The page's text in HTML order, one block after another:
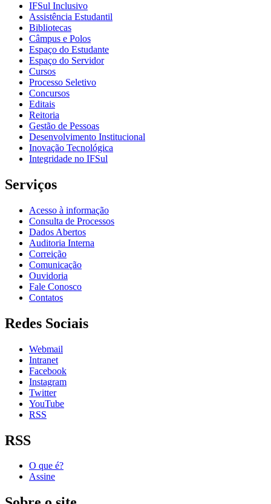
IFSul Inclusivo
Assistência Estudantil
Bibliotecas
Câmpus e Polos
Espaço do Estudante
Espaço do Servidor
Cursos
Processo Seletivo
Concursos
Editais
Reitoria
Gestão de Pessoas
Desenvolvimento Institucional
Inovação Tecnológica
Integridade no IFSul
Serviços
Acesso à informação
Consulta de Processos
Dados Abertos
Auditoria Interna
Correição
Comunicação
Ouvidoria
Fale Conosco
Contatos
Redes Sociais
Webmail
Intranet
Facebook
Instagram
Twitter
YouTube
RSS
RSS
O que é?
Assine